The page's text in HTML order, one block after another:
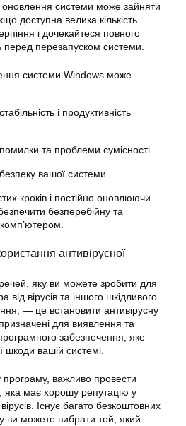
системи може зайняти
доступна велика кількість
і дочекайтеся повного
перезапуском системи.
системи Windows може
і продуктивність
помилки та проблеми сумісності
вашої системи
кроків і постійно оновлюючи
безперебійну та
антивірусної
яку ви можете зробити для
від вірусів та іншого шкідливого
— це встановити антивірусну
для виявлення та
забезпечення, яке
шкоди вашій системі.
важливо провести
яка має хорошу репутацію у
Існує багато безкоштовних
ви можете вибрати той, який